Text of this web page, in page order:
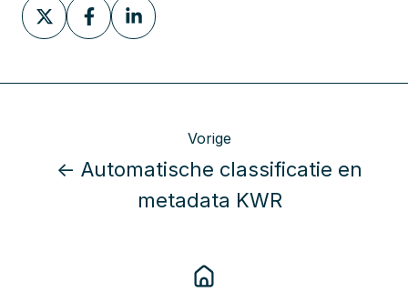
Deel
via
Deel
via
Deel
via
Vorige
← Automatische classificatie en
metadata KWR